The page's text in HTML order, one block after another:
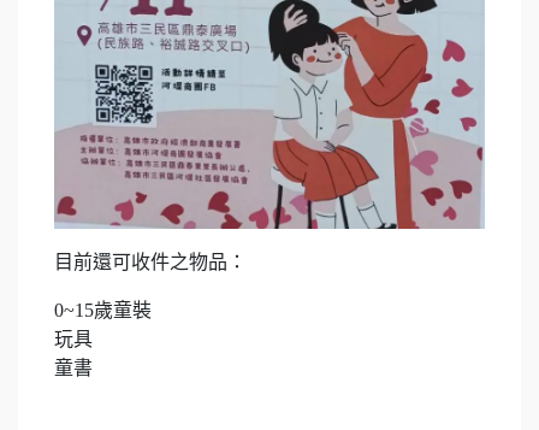
目前還可收件之物品：
0~15歲童裝
玩具
童書